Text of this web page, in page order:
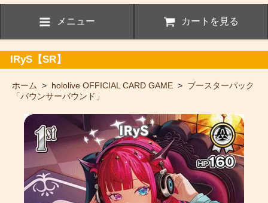
メニュー カートを見る
IRyS【SR】
ホーム > hololive OFFICIAL CARD GAME > ブースターパック
「バウンサーバウンド」